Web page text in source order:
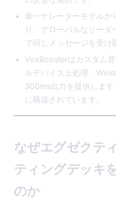
単一ナレーターモデルか
り、グローバルなリー
で同じメッセージを受け
VoxBoosterはカスタム
ルデバイス上処理、
300ms出力を提供しま
に構築されています。
なぜエグゼクテ
ティングデッキ
のか